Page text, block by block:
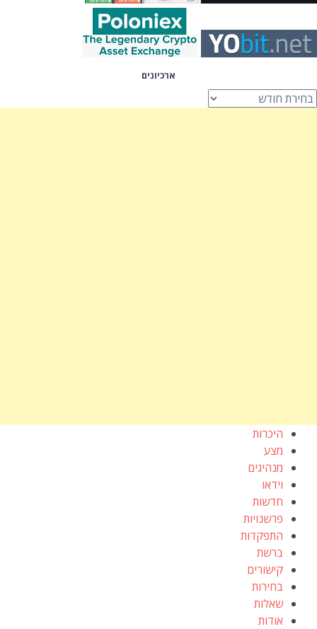
ארכיונים
ארכיונים
היכרות
מצע
מנהיגים
וידאו
חדשות
פרשנויות
התפקדות
ברשת
קישורים
בחירות
שאלות
אודות